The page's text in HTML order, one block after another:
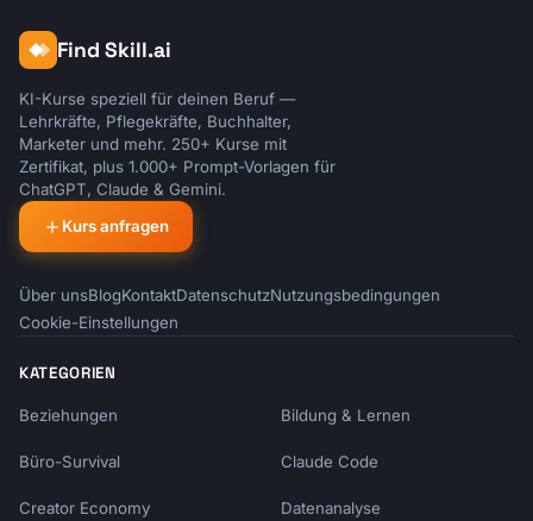
Find Skill.ai
KI-Kurse speziell für deinen Beruf —
Lehrkräfte, Pflegekräfte, Buchhalter,
Marketer und mehr. 250+ Kurse mit
Zertifikat, plus 1.000+ Prompt-Vorlagen für
ChatGPT, Claude & Gemini.
Kurs anfragen
Über unsBlogKontaktDatenschutzNutzungsbedingungen
Cookie-Einstellungen
KATEGORIEN
Beziehungen Bildung & Lernen
Büro-Survival Claude Code
Creator Economy Datenanalyse